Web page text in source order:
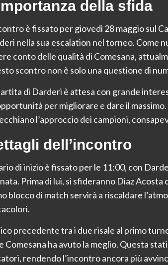
della sfida
è fissato per giovedì 28 maggio sul
nella sua escalation nel torneo. Come
conto delle qualità di Comesana,
scontro non è solo una questione di
di Darderi è attesa con grande
per migliorare e dare il
l’approccio dei campioni,
dell’incontro
di inizio è fissato per le 11:00, con
Prima di lui, si sfideranno Diaz
blocco di match servirà a riscaldare
precedente tra i due risale al primo
Comesana ha avuto la meglio. Questa
rendendo l’incontro ancora più